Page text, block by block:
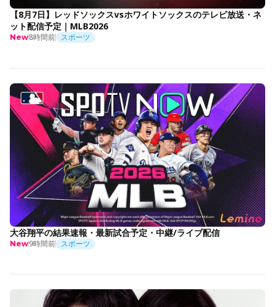
【8月7日】レッドソックスvsホワイトソックスのテレビ放送・ネ
ット配信予定｜MLB2026
New8時間前 スポーツ
大谷翔平の結果速報・最新試合予定・中継/ライブ配信
New9時間前 スポーツ